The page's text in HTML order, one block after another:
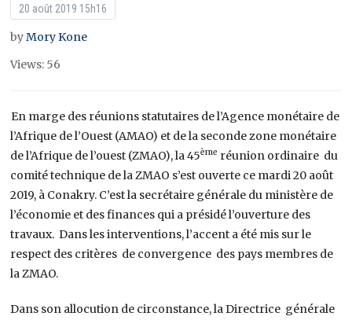
20 août 2019 15h16
byMory Kone
Views: 56
En marge des réunions statutaires de l’Agence monétaire de
l’Afrique de l’Ouest (AMAO) et de la seconde zone monétaire
de l’Afrique de l’ouest (ZMAO), la 45ème réunion ordinaire du
comité technique de la ZMAO s’est ouverte ce mardi 20 août
2019, à Conakry. C’est la secrétaire générale du ministère de
l’économie et des finances qui a présidé l’ouverture des
travaux. Dans les interventions, l’accent a été mis sur le
respect des critères de convergence des pays membres de
la ZMAO.
Dans son allocution de circonstance, la Directrice générale